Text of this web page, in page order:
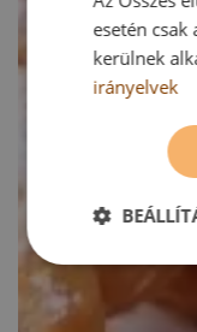
esetén
kerülnek
irányelvek